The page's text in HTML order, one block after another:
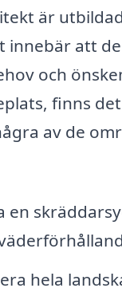
är
att
och
finns
av de
en
hela